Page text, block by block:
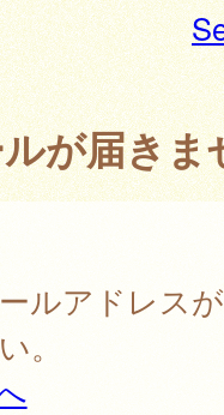
が届きま
ルアドレス
。